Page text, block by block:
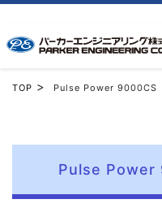
TOP > Pulse Power 9000CS
Pulse Power